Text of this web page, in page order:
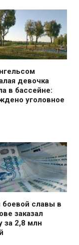
девочка
в бассейне:
уголовное
боевой славы в
заказал
за 2,8 млн